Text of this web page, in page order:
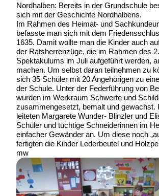
Nordhalben: Bereits in der Grundschule
sich mit der Geschichte Nordhalbens.
Im Rahmen des Heimat- und
befasste man sich mit dem
1635. Damit wollte man die Kinder auch
der Ratsherrenzüge, die im Rahmen des
Spektakulums im Juli aufgeführt werden,
machen. Um selbst daran teilnehmen zu
sich 35 Schüler mit 20 Angehörigen zu
der Schule. Unter der Federführung von
wurden im Werkraum Schwerte und
zusammengesetzt, bemalt und gewachst.
leiteten Margarete Wunder- Blinzler und
Schüler und tüchtige Schneiderinnen im
einfacher Gewänder an. Um diese noch
fertigten die Kinder Lederbeutel und
mw